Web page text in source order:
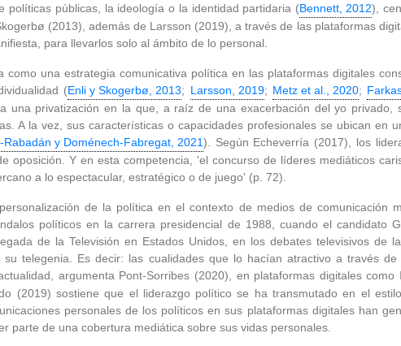
políticas públicas, la ideología o la identidad partidaria (Bennett, 2012),
(2013), además de Larsson (2019), a través de las plataformas
para llevarlos solo al ámbito de lo personal.
como una estrategia comunicativa política en las plataformas digitales
(Enli y Skogerbø, 2013; Larsson, 2019; Metz et al., 2020;
una privatización en la que, a raíz de una exacerbación del yo privado,
A la vez, sus características o capacidades profesionales se ubican en
Rabadán y Doménech-Fabregat, 2021). Según Echeverría (2017), los
oposición. Y en esta competencia, 'el concurso de líderes mediáticos
a lo espectacular, estratégico o de juego' (p. 72).
de la política en el contexto de medios de comunicación
políticos en la carrera presidencial de 1988, cuando el candidato
de la Televisión en Estados Unidos, en los debates televisivos de
su telegenia. Es decir: las cualidades que lo hacían atractivo a través
argumenta Pont-Sorribes (2020), en plataformas digitales
(2019) sostiene que el liderazgo político se ha transmutado en el
personales de los políticos en sus plataformas digitales han
parte de una cobertura mediática sobre sus vidas personales.